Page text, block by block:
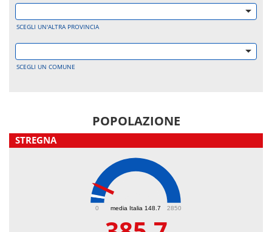
SCEGLI UN'ALTRA PROVINCIA
SCEGLI UN COMUNE
POPOLAZIONE
STREGNA
media Italia 148.7
0 2850